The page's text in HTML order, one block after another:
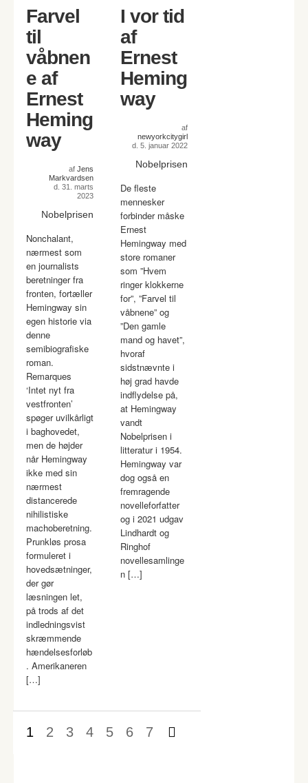
Farvel
til
våbnen
e af
Ernest
Heming
way
af Jens
Markvardsen
d. 31. marts
2023
Nobelprisen
Nonchalant,
nærmest som
en journalists
beretninger fra
fronten, fortæller
Hemingway sin
egen historie via
denne
semibiografiske
roman.
Remarques
‘Intet nyt fra
vestfronten’
spøger uvilkårligt
i baghovedet,
men de højder
når Hemingway
ikke med sin
nærmest
distancerede
nihilistiske
machoberetning.
Prunkløs prosa
formuleret i
hovedsætninger,
der gør
læsningen let,
på trods af det
indledningsvist
skræmmende
hændelsesforløb
. Amerikaneren
[…]
I vor tid
af
Ernest
Heming
way
af
newyorkcitygirl
d. 5. januar 2022
Nobelprisen
De fleste
mennesker
forbinder måske
Ernest
Hemingway med
store romaner
som ”Hvem
ringer klokkerne
for”, ”Farvel til
våbnene” og
”Den gamle
mand og havet”,
hvoraf
sidstnævnte i
høj grad havde
indflydelse på,
at Hemingway
vandt
Nobelprisen i
litteratur i 1954.
Hemingway var
dog også en
fremragende
novelleforfatter
og i 2021 udgav
Lindhardt og
Ringhof
novellesamlinge
n […]
1 2 3 4 5 6 7